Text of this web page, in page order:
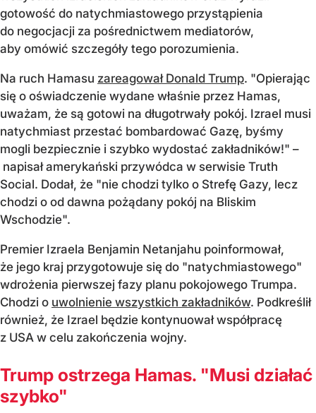
gotowość do natychmiastowego przystąpienia
do negocjacji za pośrednictwem mediatorów,
aby omówić szczegóły tego porozumienia.
Na ruch Hamasu zareagował Donald Trump. "Opierając
się o oświadczenie wydane właśnie przez Hamas,
uważam, że są gotowi na długotrwały pokój. Izrael musi
natychmiast przestać bombardować Gazę, byśmy
mogli bezpiecznie i szybko wydostać zakładników!" –
napisał amerykański przywódca w serwisie Truth
Social. Dodał, że "nie chodzi tylko o Strefę Gazy, lecz
chodzi o od dawna pożądany pokój na Bliskim
Wschodzie".
Premier Izraela Benjamin Netanjahu poinformował,
że jego kraj przygotowuje się do "natychmiastowego"
wdrożenia pierwszej fazy planu pokojowego Trumpa.
Chodzi o uwolnienie wszystkich zakładników. Podkreślił
również, że Izrael będzie kontynuował współpracę
z USA w celu zakończenia wojny.
Trump ostrzega Hamas. "Musi działać
szybko"